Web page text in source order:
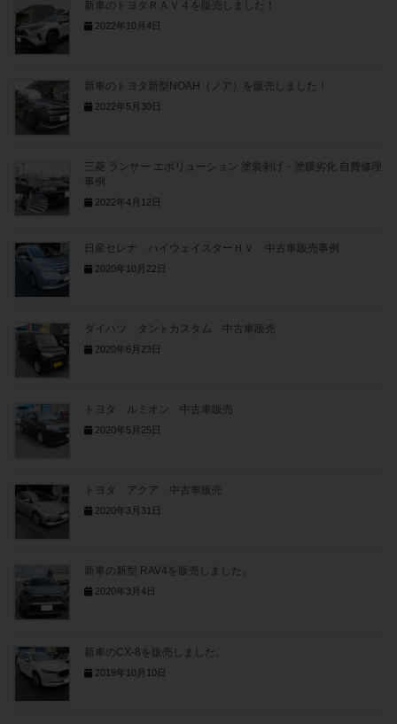
新車のトヨタＲＡＶ４を販売しました！
2022年10月4日
新車のトヨタ新型NOAH（ノア）を販売しました！
2022年5月30日
三菱 ランサー エボリューション 塗装剥げ・塗膜劣化 自費修理
事例
2022年4月12日
日産セレナ ハイウェイスターＨＶ 中古車販売事例
2020年10月22日
ダイハツ タントカスタム 中古車販売
2020年6月23日
トヨタ ルミオン 中古車販売
2020年5月25日
トヨタ アクア 中古車販売
2020年3月31日
新車の新型 RAV4を販売しました。
2020年3月4日
新車のCX-8を販売しました。
2019年10月10日